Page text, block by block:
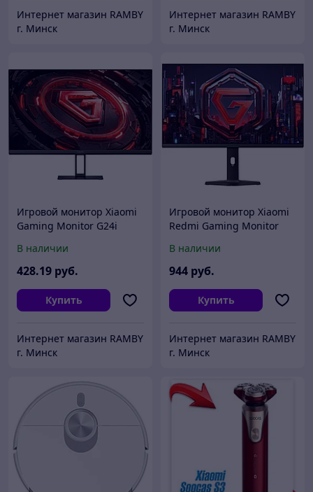
Интернет магазин RAMBY
г. Минск
Интернет магазин RAMBY
г. Минск
Игровой монитор Xiaomi
Gaming Monitor G24i
В наличии
428.19 руб.
Купить
Интернет магазин RAMBY
г. Минск
Игровой монитор Xiaomi
Redmi Gaming Monitor
(китайская версия)
В наличии
944 руб.
Купить
Интернет магазин RAMBY
г. Минск